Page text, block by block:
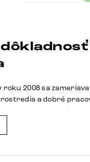
300×100
onyx
šampanské
roku 2008 sa
a dobré